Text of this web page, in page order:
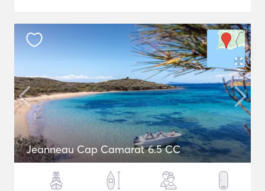
Jeanneau Cap Camarat 6.5 CC